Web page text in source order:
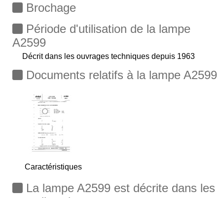
Brochage
Période d'utilisation de la lampe
A2599
Décrit dans les ouvrages techniques depuis 1963
Documents relatifs à la lampe A2599
Caractéristiques
La lampe A2599 est décrite dans les